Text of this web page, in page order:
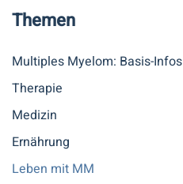
Themen
Multiples Myelom: Basis-Infos
Therapie
Medizin
Ernährung
Leben mit MM